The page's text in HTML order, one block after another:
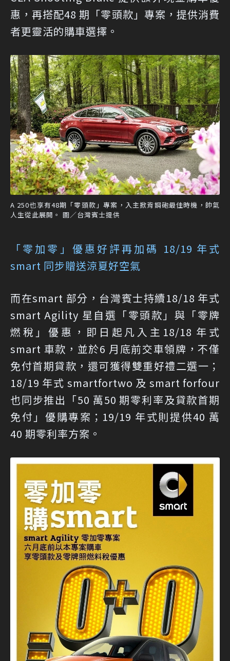
惠，再搭配48 期「零頭款」專案，提供消費
者更靈活的購車選擇。
A 250也享有48期「零頭款」專案，入主掀背鋼砲最佳時機，帥氣
人生從此展開。 圖／台灣賓士提供
「零加零」優惠好評再加碼 18/19 年式
smart 同步贈送涼夏好空氣
而在smart 部分，台灣賓士持續18/18 年式
smart Agility 星自選「零頭款」與「零牌
燃稅」優惠，即日起凡入主18/18 年式
smart 車款，並於6 月底前交車領牌，不僅
免付首期貸款，還可獲得雙重好禮二選一；
18/19 年式 smartfortwo 及 smart forfour
也同步推出「50 萬50 期零利率及貸款首期
免付」優購專案；19/19 年式則提供40 萬
40 期零利率方案。